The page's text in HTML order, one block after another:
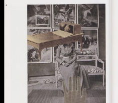
Date
2011
Information
Production du Musée de
l'Elysée Else se définit comme
étant un magazine de "l'autre"
photographie, la photographie
qui ne s'appréhende pas
seulement pour elle-même,
mais se manisfeste en séries,
en collections, regroupées par
le regard du photographe, de